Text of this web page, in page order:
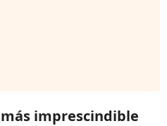
imprescindible